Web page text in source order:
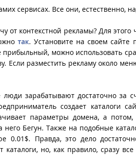
сервисах. Все они, естественно,
от контекстной рекламы? Для
так. Установите на своем сайте
можно использовать
Если разместить рекламу около
люди зарабатывают достаточно за
создает каталоги
параметры домена, а
него Бегун. Также на подобные
0.01$. Правда, это дело
каталоги, но, как правило, сразу